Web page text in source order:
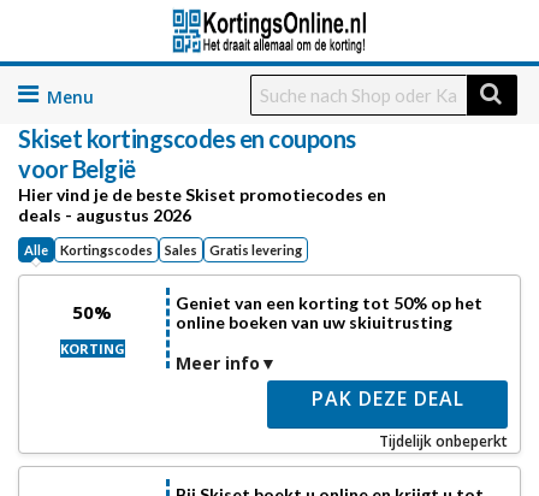
Skip
content
Skiset kortingscodes en coupons
voor België
Hier vind je de beste Skiset promotiecodes en
deals - augustus 2026
Alle Kortingscodes Sales Gratis levering
50%
KORTING
Geniet van een korting tot 50% op het
online boeken van uw skiuitrusting
Meer info
PAK DEZE DEAL
Tijdelijk onbeperkt